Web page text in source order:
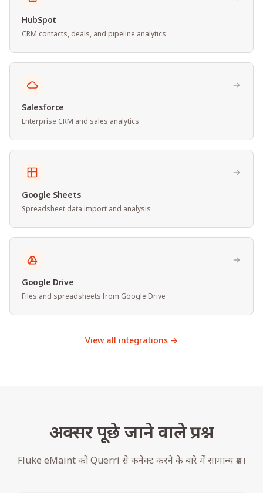
HubSpot
CRM contacts, deals, and pipeline analytics
Salesforce
Enterprise CRM and sales analytics
Google Sheets
Spreadsheet data import and analysis
Google Drive
Files and spreadsheets from Google Drive
View all integrations →
अक्सर पूछे जाने वाले प्रश्न
Fluke eMaint को Querri से कनेक्ट करने के बारे में सामान्य प्रश्न।